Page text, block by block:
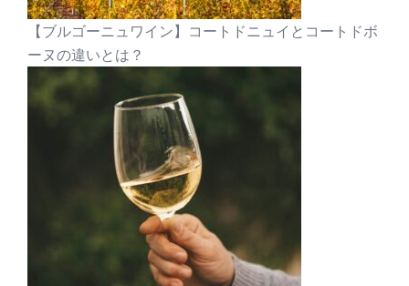
【ブルゴーニュワイン】コートドニュイとコートドボ
ーヌの違いとは？